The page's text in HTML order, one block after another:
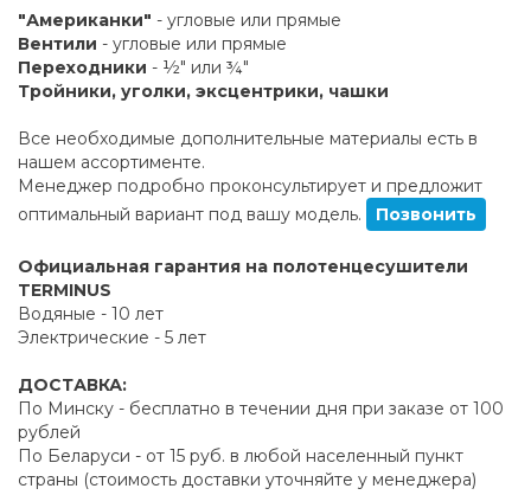
"Американки" - угловые или прямые
Вентили - угловые или прямые
Переходники - ½" или ¾"
Тройники, уголки, эксцентрики, чашки
Все необходимые дополнительные материалы есть в
нашем ассортименте.
Менеджер подробно проконсультирует и предложит
оптимальный вариант под вашу модель.
Позвонить
Официальная гарантия на полотенцесушители
TERMINUS
Водяные - 10 лет
Электрические - 5 лет
ДОСТАВКА:
По Минску - бесплатно в течении дня при заказе от 100
рублей
По Беларуси - от 15 руб. в любой населенный пункт
страны (стоимость доставки уточняйте у менеджера)